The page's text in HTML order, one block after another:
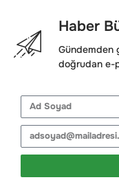
Haber
Gündemden
doğrudan e-